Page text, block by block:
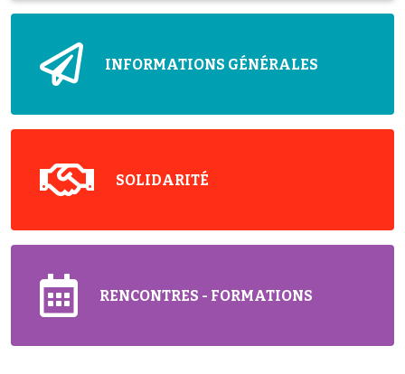
INFORMATIONS GÉNÉRALES
SOLIDARITÉ
RENCONTRES - FORMATIONS